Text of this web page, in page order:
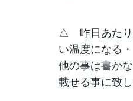
△ 昨日あたり
い温度になる
他の事は書か
載せる事に致